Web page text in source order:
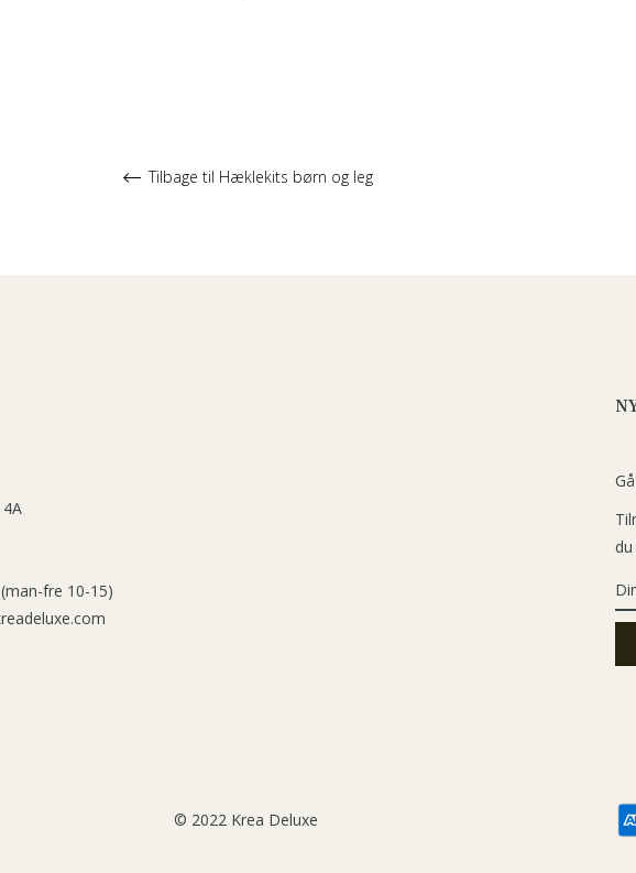
Tilbage til Hæklekits børn og leg
fre 10-15)
© 2022 Krea Deluxe